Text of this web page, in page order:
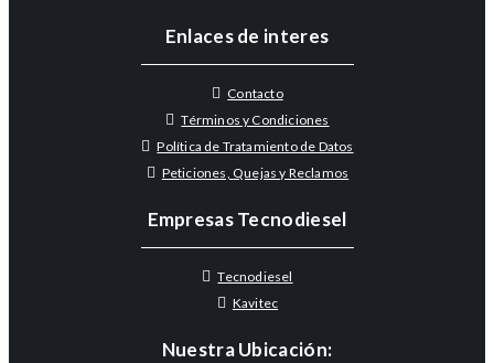
Enlaces de interes
Contacto
Términos y Condiciones
Política de Tratamiento de Datos
Peticiones, Quejas y Reclamos
Empresas Tecnodiesel
Tecnodiesel
Kavitec
Nuestra Ubicación: